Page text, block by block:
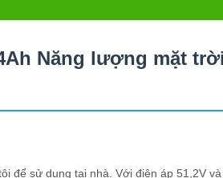
Năng lượng mặt trời
để sử dụng tại nhà. Với điện áp 51,2V và